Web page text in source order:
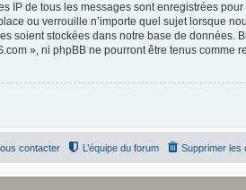
IP de tous les messages sont enregistrées
ou verrouille n’importe quel sujet lorsque
soient stockées dans notre base de données.
», ni phpBB ne pourront être tenus comme
Supprimer les
L’équipe du forum
contacter